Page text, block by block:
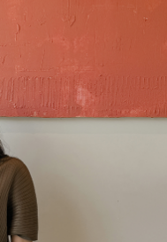
/ 롱 기장
26 / shoes 245